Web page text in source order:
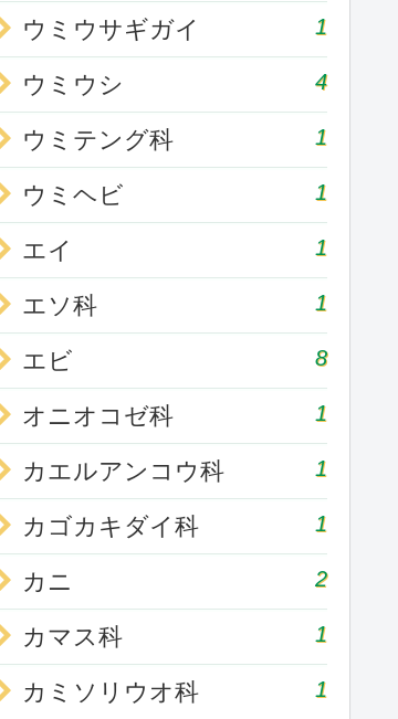
ウミウサギガイ 1
ウミウシ 4
ウミテング科 1
ウミヘビ 1
エイ 1
エソ科 1
エビ 8
オニオコゼ科 1
カエルアンコウ科 1
カゴカキダイ科 1
カニ 2
カマス科 1
カミソリウオ科 1